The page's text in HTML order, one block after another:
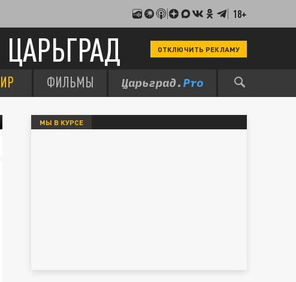
18+
ЦАРЬГРАД ОТКЛЮЧИТЬ РЕКЛАМУ
ФИЛЬМЫ
МЫ В КУРСЕ